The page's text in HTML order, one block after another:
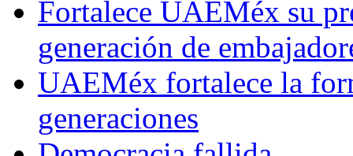
Fortalece UAEMéx su
generación de
UAEMéx fortalece la
generaciones